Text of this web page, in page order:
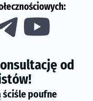
od
ściśle poufne